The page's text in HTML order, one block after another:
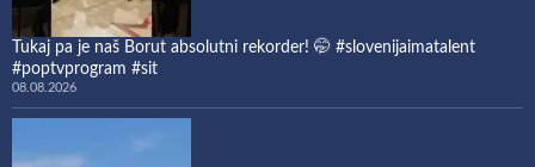
Tukaj pa je naš Borut absolutni rekorder! 🤭 #slovenijaimatalent
#poptvprogram #sit
08.08.2026